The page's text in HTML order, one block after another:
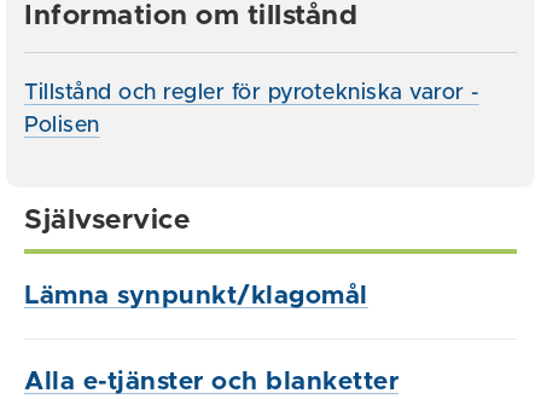
Information om tillstånd
Tillstånd och regler för pyrotekniska varor -
Polisen
Självservice
Lämna synpunkt/klagomål
Alla e-tjänster och blanketter